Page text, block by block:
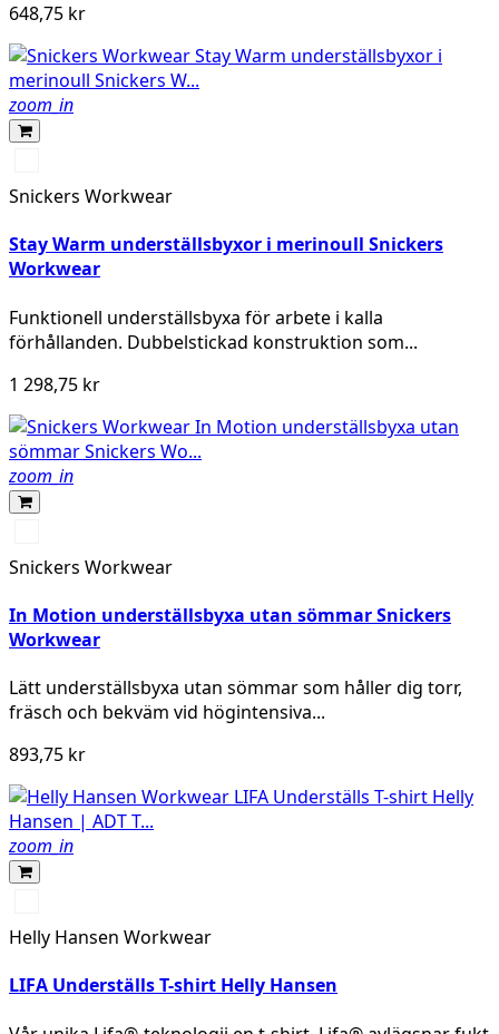
648,75 kr
zoom_in
melerad
Snickers Workwear
Stay Warm underställsbyxor i merinoull Snickers
Workwear
Funktionell underställsbyxa för arbete i kalla
förhållanden. Dubbelstickad konstruktion som...
1 298,75 kr
zoom_in
Snickers Workwear
In Motion underställsbyxa utan sömmar Snickers
Workwear
Lätt underställsbyxa utan sömmar som håller dig torr,
fräsch och bekväm vid högintensiva...
893,75 kr
zoom_in
BLACK
Helly Hansen Workwear
LIFA Underställs T-shirt Helly Hansen